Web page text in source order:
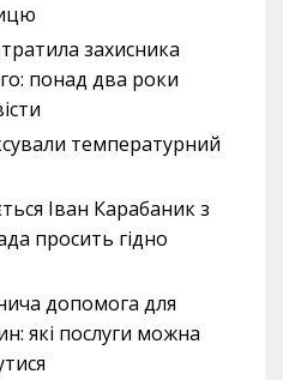
захисника
понад два роки
температурний
Іван Карабаник з
просить гідно
допомога для
які послуги можна